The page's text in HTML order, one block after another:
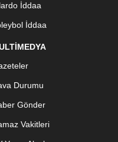
İddaa
İddaa
Durumu
Gönder
Vakitleri